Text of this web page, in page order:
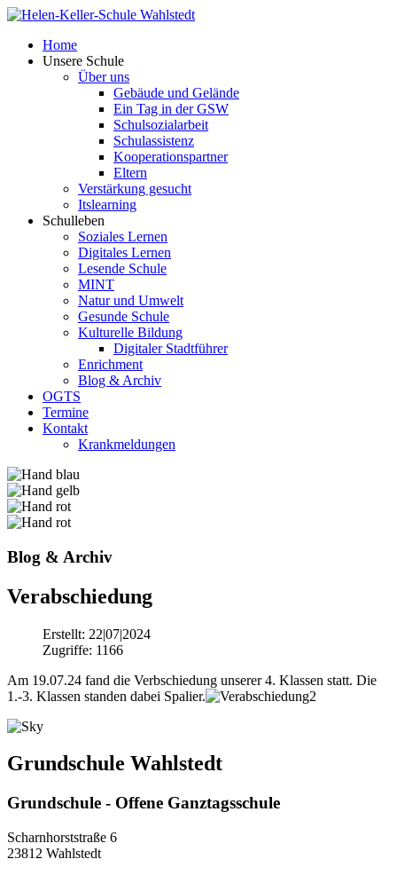
Home
Unsere Schule
Über uns
Gebäude und Gelände
Ein Tag in der GSW
Schulsozialarbeit
Schulassistenz
Kooperationspartner
Eltern
Verstärkung gesucht
Itslearning
Schulleben
Soziales Lernen
Digitales Lernen
Lesende Schule
MINT
Natur und Umwelt
Gesunde Schule
Kulturelle Bildung
Digitaler Stadtführer
Enrichment
Blog & Archiv
OGTS
Termine
Kontakt
Krankmeldungen
Blog & Archiv
Verabschiedung
Erstellt: 22|07|2024
Zugriffe: 1166
Am 19.07.24 fand die Verbschiedung unserer 4. Klassen statt. Die
1.-3. Klassen standen dabei Spalier.
Grundschule Wahlstedt
Grundschule - Offene Ganztagsschule
Scharnhorststraße 6
23812 Wahlstedt